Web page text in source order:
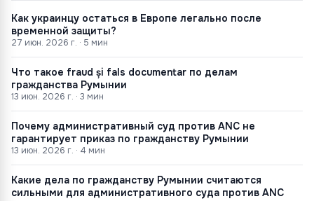
Как украинцу остаться в Европе легально после
временной защиты?
27 июн. 2026 г. · 5 мин
Что такое fraud și fals documentar по делам
гражданства Румынии
13 июн. 2026 г. · 3 мин
Почему административный суд против ANC не
гарантирует приказ по гражданству Румынии
13 июн. 2026 г. · 4 мин
Какие дела по гражданству Румынии считаются
сильными для административного суда против ANC